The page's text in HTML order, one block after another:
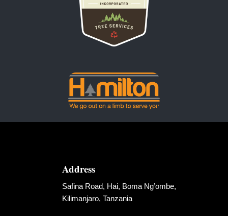
Address
Safina Road, Hai, Boma Ng’ombe,
Kilimanjaro, Tanzania